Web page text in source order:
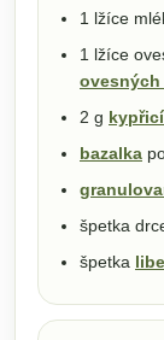
1 lžíce
1 lžíce
2 g
bazalka
špetka
špetka